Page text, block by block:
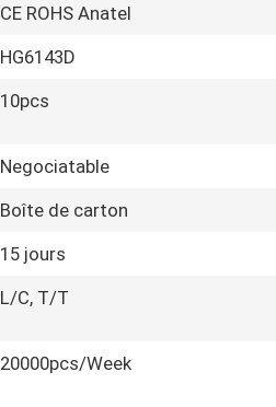
CE ROHS Anatel
HG6143D
10pcs
Negociatable
Boîte de carton
15 jours
L/C, T/T
20000pcs/Week